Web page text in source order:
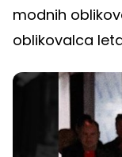
modnih
oblikovalca